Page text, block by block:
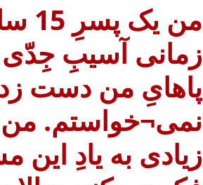
من
زمانی آسیبِ جِدّی
پاهایِ من دست
نمی¬خواستم. من
زیادی به یادِ این